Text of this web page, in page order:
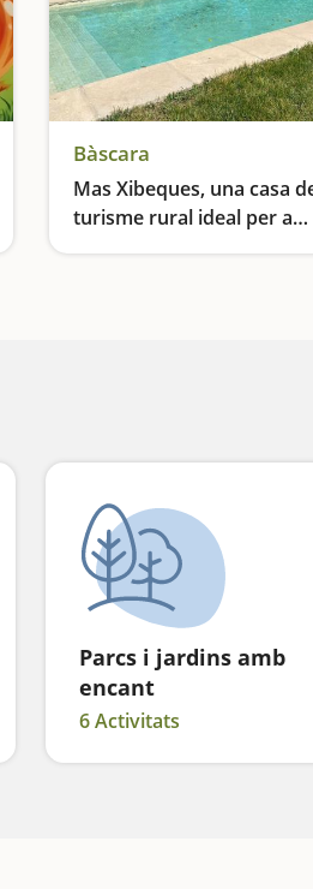
Bàscara
Mas Xibeques, una casa
turisme rural ideal per a
Parcs i jardins amb
encant
6 Activitats